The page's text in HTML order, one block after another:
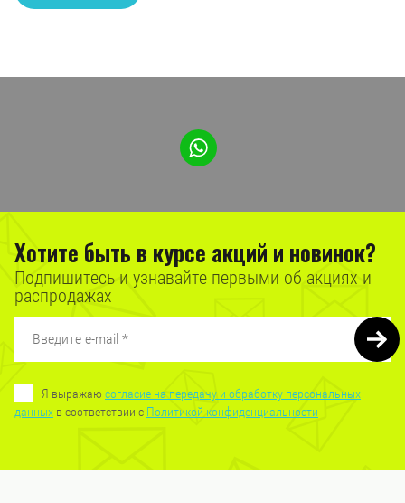
Хотите быть в курсе акций и новинок?
Подпишитесь и узнавайте первыми об акциях и
распродажах
Я выражаю согласие на передачу и обработку персональных
данных в соответствии с Политикой конфиденциальности